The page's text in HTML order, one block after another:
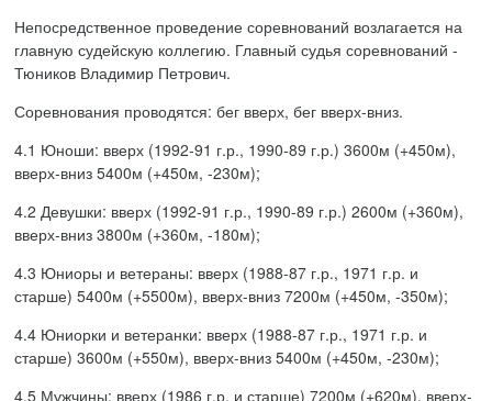
Непосредственное проведение соревнований возлагается на
главную судейскую коллегию. Главный судья соревнований -
Тюников Владимир Петрович.
Соревнования проводятся: бег вверх, бег вверх-вниз.
4.1 Юноши: вверх (1992-91 г.р., 1990-89 г.р.) 3600м (+450м),
вверх-вниз 5400м (+450м, -230м);
4.2 Девушки: вверх (1992-91 г.р., 1990-89 г.р.) 2600м (+360м),
вверх-вниз 3800м (+360м, -180м);
4.3 Юниоры и ветераны: вверх (1988-87 г.р., 1971 г.р. и
старше) 5400м (+5500м), вверх-вниз 7200м (+450м, -350м);
4.4 Юниорки и ветеранки: вверх (1988-87 г.р., 1971 г.р. и
старше) 3600м (+550м), вверх-вниз 5400м (+450м, -230м);
4.5 Мужчины: вверх (1986 г.р. и старше) 7200м (+620м), вверх-